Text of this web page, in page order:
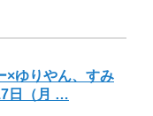
×ゆりやん、すみ
日（月 …